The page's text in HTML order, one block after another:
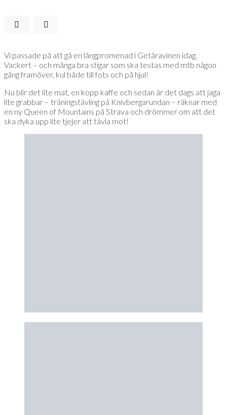
Vi passade på att gå en långpromenad i Getåravinen idag.
Vackert – och många bra stigar som ska testas med mtb någon
gång framöver, kul både till fots och på hjul!
Nu blir det lite mat, en kopp kaffe och sedan är det dags att jaga
lite grabbar – träningstävling på Knivbergarundan – räknar med
en ny Queen of Mountains på Strava och drömmer om att det
ska dyka upp lite tjejer att tävla mot!